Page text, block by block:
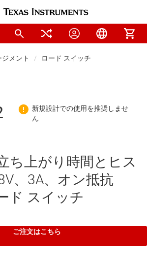
メント ロード スイッチ
ち上がり時間とヒス
、3A、オン抵抗
ド スイッチ
ご注文はこちら